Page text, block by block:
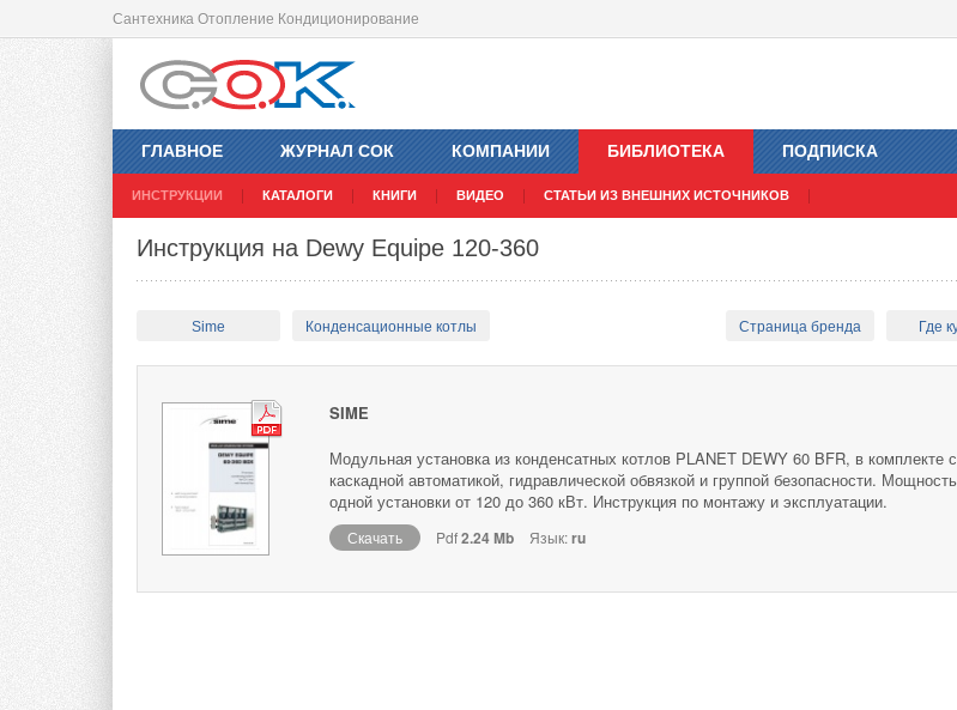
Сантехника Отопление Кондиционирование
ГЛАВНОЕ ЖУРНАЛ СОК КОМПАНИИ БИБЛИОТЕКА
ИНСТРУКЦИИ КАТАЛОГИ КНИГИ ВИДЕО СТАТЬИ ИЗ ВНЕШНИХ ИСТОЧНИКОВ
ПОДПИСКА
Инструкция на Dewy Equipe 120-360
Sime Конденсационные котлы Страница бренда Где
SIME
Модульная установка из конденсатных котлов PLANET DEWY 60 BFR, в комплекте с
каскадной автоматикой, гидравлической обвязкой и группой безопасности. Мощность
одной установки от 120 до 360 кВт. Инструкция по монтажу и эксплуатации.
Скачать Pdf2.24 Mb Язык:ru